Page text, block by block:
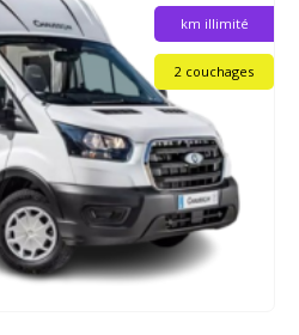
2 couchages
km illimité